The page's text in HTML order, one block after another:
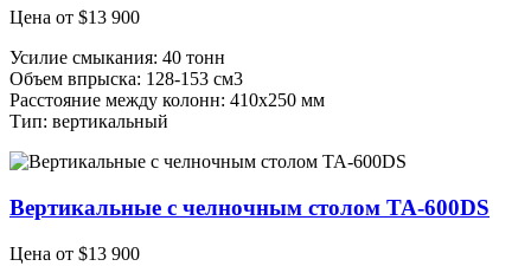
Цена от $13 900
Усилие смыкания: 40 тонн
Объем впрыска: 128-153 см3
Расстояние между колонн: 410х250 мм
Тип: вертикальный
Вертикальные с челночным столом TA-600DS
Цена от $13 900